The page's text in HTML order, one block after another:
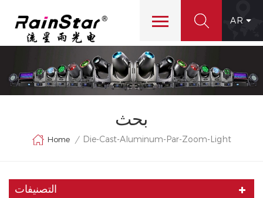
AR
بحث
Home / Die-Cast-Aluminum-Par-Zoom-Light
التصنيفات